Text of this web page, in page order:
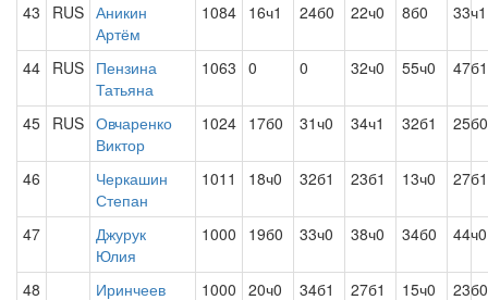
43 RUS Аникин
Артём
1084 16ч1 24б0 22ч0 8б0 33ч1
44 RUS Пензина
Татьяна
1063 0 0 32ч0 55ч0 47б1
45 RUS Овчаренко
Виктор
1024 17б0 31ч0 34ч1 32б1 25б0
46
Черкашин
Степан
1011 18ч0 32б1 23б1 13ч0 27б1
47
Джурук
Юлия
1000 19б0 33ч0 38ч0 34б0 44ч0
48 Иринчеев 1000 20ч0 34б1 27б1 15ч0 23б0